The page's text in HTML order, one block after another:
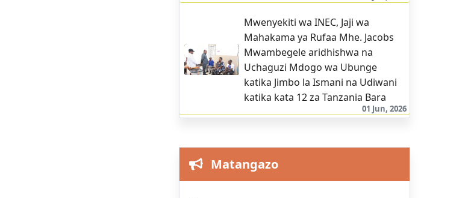
Mwenyekiti wa INEC, Jaji wa
Mahakama ya Rufaa Mhe. Jacobs
Mwambegele aridhishwa na
Uchaguzi Mdogo wa Ubunge
katika Jimbo la Ismani na Udiwani
katika kata 12 za Tanzania Bara
01 Jun, 2026
Matangazo